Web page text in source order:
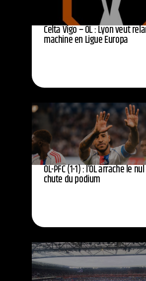
Celta Vigo – OL : Lyon veut
machine en Ligue Europa
OL-PFC (1-1) : l’OL arrache le
chute du podium